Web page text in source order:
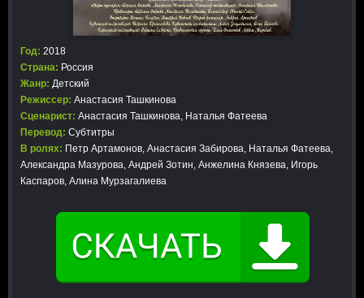
Год: 2018
Страна: Россия
Жанр: Детский
Режиссер: Анастасия Ташкинова
Сценарист: Анастасия Ташкинова, Наталья Фатеева
Перевод: Субтитры
В ролях: Петр Артамонов, Анастасия Забирова, Наталья Фатеева,
Александра Мазурова, Андрей Зотин, Анжелина Князева, Игорь
Каспаров, Алина Мурзагалиева